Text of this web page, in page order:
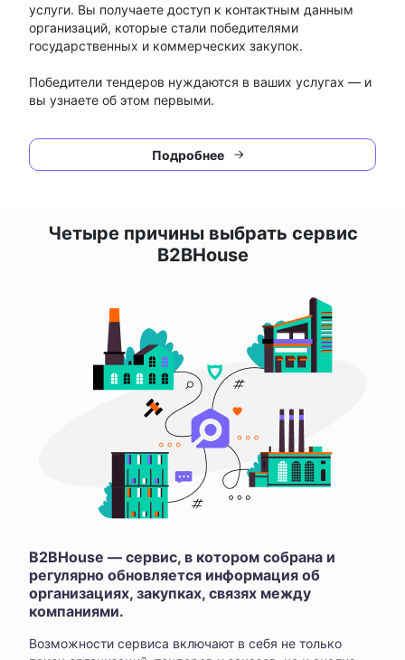
услуги. Вы получаете доступ к контактным данным
организаций, которые стали победителями
государственных и коммерческих закупок.
Победители тендеров нуждаются в ваших услугах — и
вы узнаете об этом первыми.
Подробнее
Четыре причины выбрать сервис
B2BHouse
B2BHouse — сервис, в котором собрана и
регулярно обновляется информация об
организациях, закупках, связях между
компаниями.
Возможности сервиса включают в себя не только